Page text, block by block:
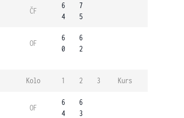
ČF
6
4
7
5
OF
6
0
6
2
Kolo 1 2 3 Kurs
OF
6
4
6
3